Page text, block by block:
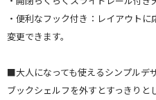
・便利なフック付き：レイアウト
変更できます。
■大人になっても使えるシンプルデ
ブックシェルフを外すとすっきり